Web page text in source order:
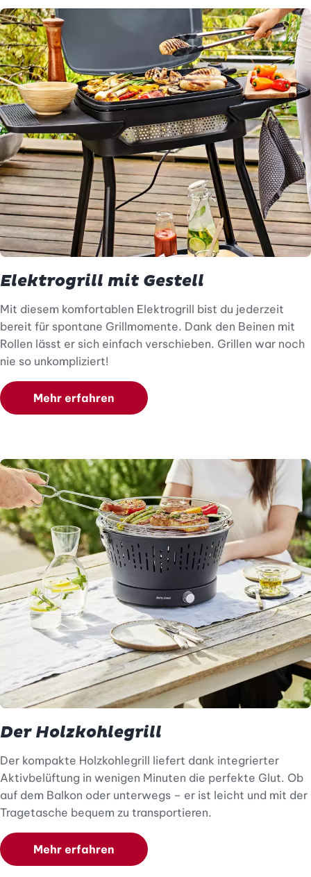
Elektrogrill mit Gestell
Mit diesem komfortablen Elektrogrill bist du jederzeit
bereit für spontane Grillmomente. Dank den Beinen mit
Rollen lässt er sich einfach verschieben. Grillen war noch
nie so unkompliziert!
Mehr erfahren
Der Holzkohlegrill
Der kompakte Holzkohlegrill liefert dank integrierter
Aktivbelüftung in wenigen Minuten die perfekte Glut. Ob
auf dem Balkon oder unterwegs – er ist leicht und mit der
Tragetasche bequem zu transportieren.
Mehr erfahren